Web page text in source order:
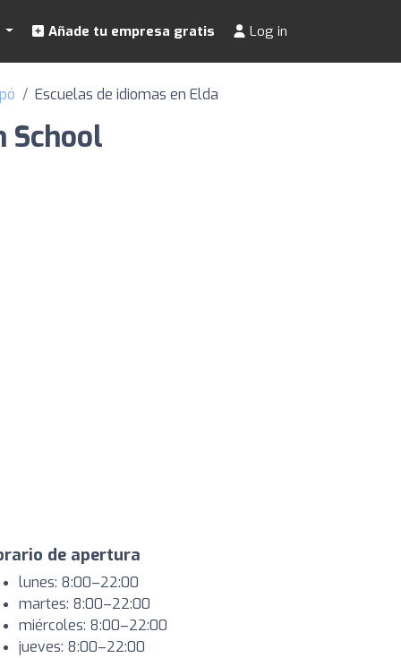
Añade tu empresa gratis Log in
Escuelas de idiomas en Elda
School
de apertura
lunes: 8:00–22:00
martes: 8:00–22:00
miércoles: 8:00–22:00
jueves: 8:00–22:00